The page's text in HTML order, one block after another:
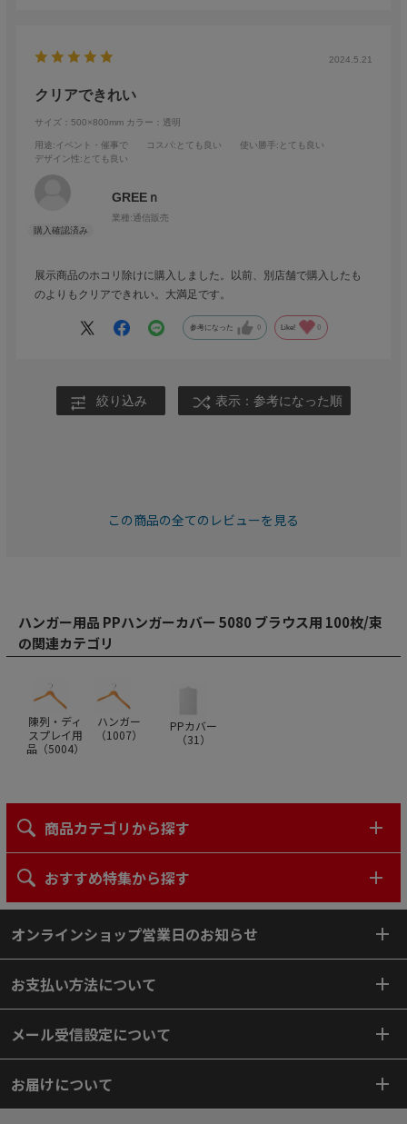
2024.5.21
クリアできれい
サイズ：500×800mm カラー：透明
用途:イベント・催事で コスパ:とても良い 使い勝手 :とても良い
デザイン性:とても良い
GREEｎ
業種:通信販売
展示商品のホコリ除けに購入しました。以前、別店舗で購入したも
のよりもクリアできれい。大満足です。
参考になった 0 Like! 0
絞り込み 表示：参考になった順
この商品の全てのレビューを見る
ハンガー用品 PPハンガーカバー 5080 ブラウス用 100枚/束
の関連カテゴリ
陳列・ディ
スプレイ用
品（5004）
ハンガー
（1007）
PPカバー
（31 ）
商品カテゴリから探す
おすすめ特集から探す
オンラインショップ営業日のお知らせ
お支払い方法について
メール受信設定について
お届けについて